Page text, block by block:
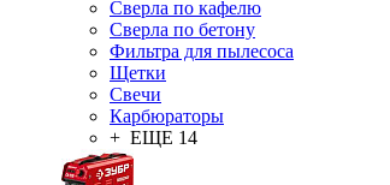
Сверла по кафелю
Сверла по бетону
Фильтра для пылесоса
Щетки
Свечи
Карбюраторы
+ ЕЩЕ 14